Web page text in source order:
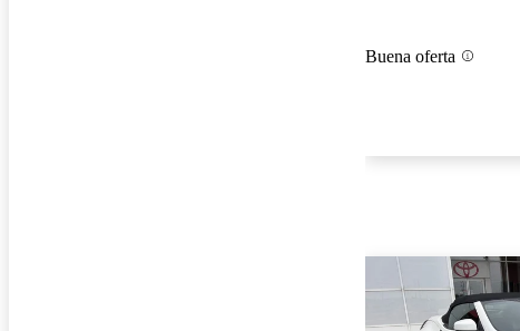
Buena oferta